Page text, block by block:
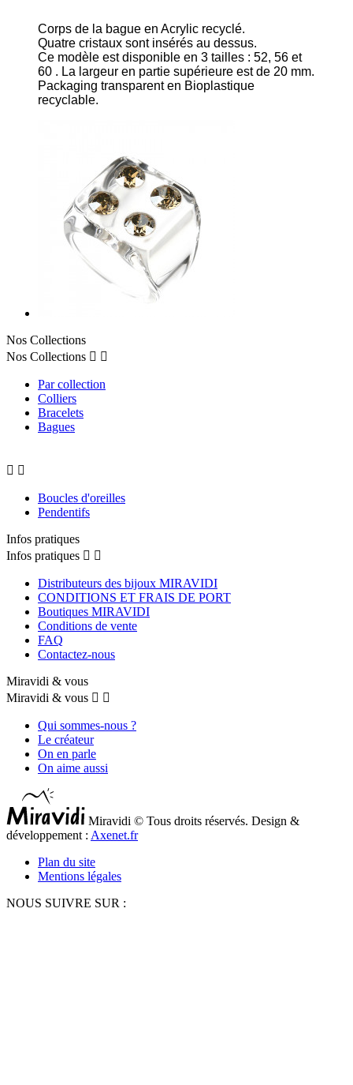
Corps de la bague en Acrylic recyclé.
Quatre cristaux sont insérés au dessus.
Ce modèle est disponible en 3 tailles : 52, 56 et
60 . La largeur en partie supérieure est de 20 mm.
Packaging transparent en Bioplastique
recyclable.
Nos Collections
Nos Collections  
Par collection
Colliers
Bracelets
Bagues
 
Boucles d'oreilles
Pendentifs
Infos pratiques
Infos pratiques  
Distributeurs des bijoux MIRAVIDI
CONDITIONS ET FRAIS DE PORT
Boutiques MIRAVIDI
Conditions de vente
FAQ
Contactez-nous
Miravidi & vous
Miravidi & vous  
Qui sommes-nous ?
Le créateur
On en parle
On aime aussi
Miravidi © Tous droits réservés. Design &
développement : Axenet.fr
Plan du site
Mentions légales
NOUS SUIVRE SUR :